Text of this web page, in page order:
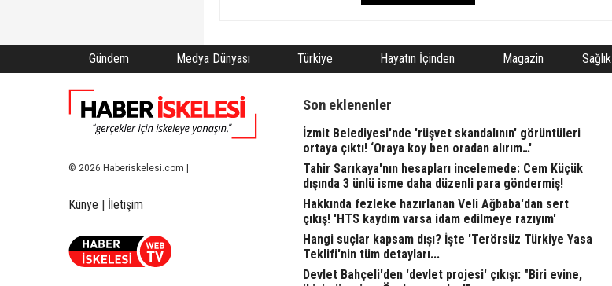
Gündem Medya Dünyası Türkiye Hayatın İçinden Magazin Sağlık
© 2026 Haberiskelesi.com |
Künye | İletişim
Son eklenenler
İzmit Belediyesi'nde 'rüşvet skandalının' görüntüleri
ortaya çıktı! ‘Oraya koy ben oradan alırım…'
Tahir Sarıkaya'nın hesapları incelemede: Cem Küçük
dışında 3 ünlü isme daha düzenli para göndermiş!
Hakkında fezleke hazırlanan Veli Ağbaba'dan sert
çıkış! 'HTS kaydım varsa idam edilmeye razıyım'
Hangi suçlar kapsam dışı? İşte 'Terörsüz Türkiye Yasa
Teklifi'nin tüm detayları...
Devlet Bahçeli'den 'devlet projesi' çıkışı: "Biri evine,